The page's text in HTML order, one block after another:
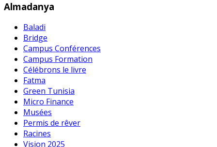
Almadanya
Baladi
Bridge
Campus Conférences
Campus Formation
Célébrons le livre
Fatma
Green Tunisia
Micro Finance
Musées
Permis de rêver
Racines
Vision 2025